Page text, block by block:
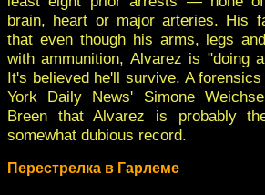
brain, heart or major arteries. His
that even though his arms, legs
with ammunition, Alvarez is "doing
It's believed he'll survive. A
York Daily News' Simone
Breen that Alvarez is probably
somewhat dubious record.
Перестрелка в Гарлеме